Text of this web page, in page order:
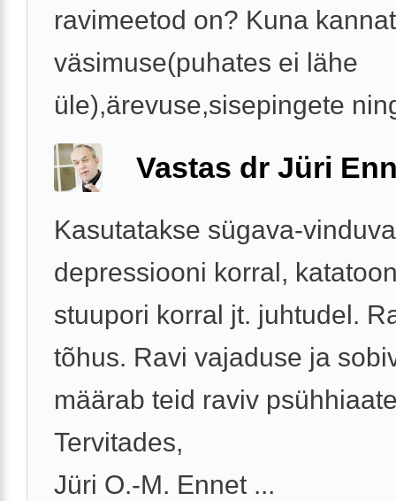
ravimeetod on? Kuna
väsimuse(puhates ei lähe
üle),ärevuse,sisepingete
Vastas dr Jüri
Kasutatakse sügava-vinduva
depressiooni korral,
stuupori korral jt. juhtudel.
tõhus. Ravi vajaduse ja
määrab teid raviv
Tervitades,
Jüri O.-M. Ennet ...